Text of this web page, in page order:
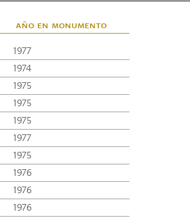
año en monumento
1977
1974
1975
1975
1975
1977
1975
1976
1976
1976